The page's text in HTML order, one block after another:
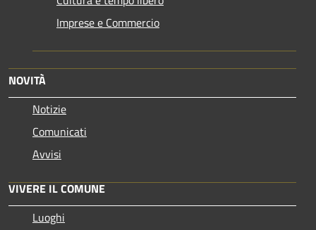
Imprese e Commercio
NOVITÀ
Notizie
Comunicati
Avvisi
VIVERE IL COMUNE
Luoghi